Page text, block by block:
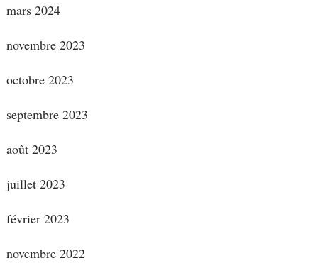
mars 2024
novembre 2023
octobre 2023
septembre 2023
août 2023
juillet 2023
février 2023
novembre 2022